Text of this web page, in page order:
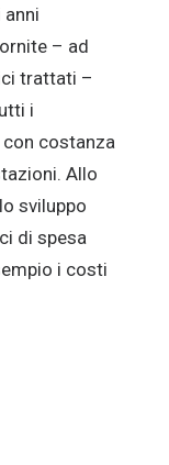
– ad
trattati –
i
costanza
Allo
sviluppo
di spesa
i costi